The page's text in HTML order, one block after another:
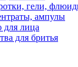
гели,
ампулы
для лица
для бритья